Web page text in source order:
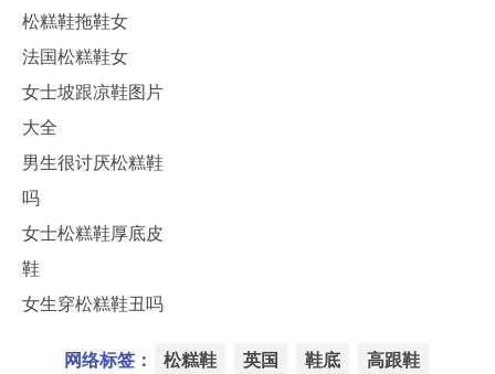
松糕鞋拖鞋女
法国松糕鞋女
女士坡跟凉鞋图片
大全
男生很讨厌松糕鞋
吗
女士松糕鞋厚底皮
鞋
女生穿松糕鞋丑吗
网络标签： 松糕鞋 英国 鞋底 高跟鞋